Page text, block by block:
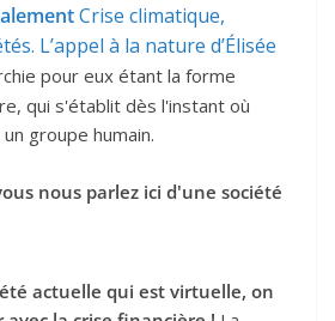
Crise climatique,
L’appel à la nature d’Élisée
pour eux étant la forme
qui s'établit dès l'instant où
groupe humain.
nous parlez ici d'une société
actuelle qui est virtuelle, on